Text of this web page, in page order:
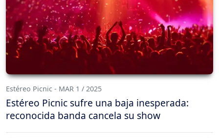
Estéreo Picnic - MAR 1 / 2025
Estéreo Picnic sufre una baja inesperada:
reconocida banda cancela su show